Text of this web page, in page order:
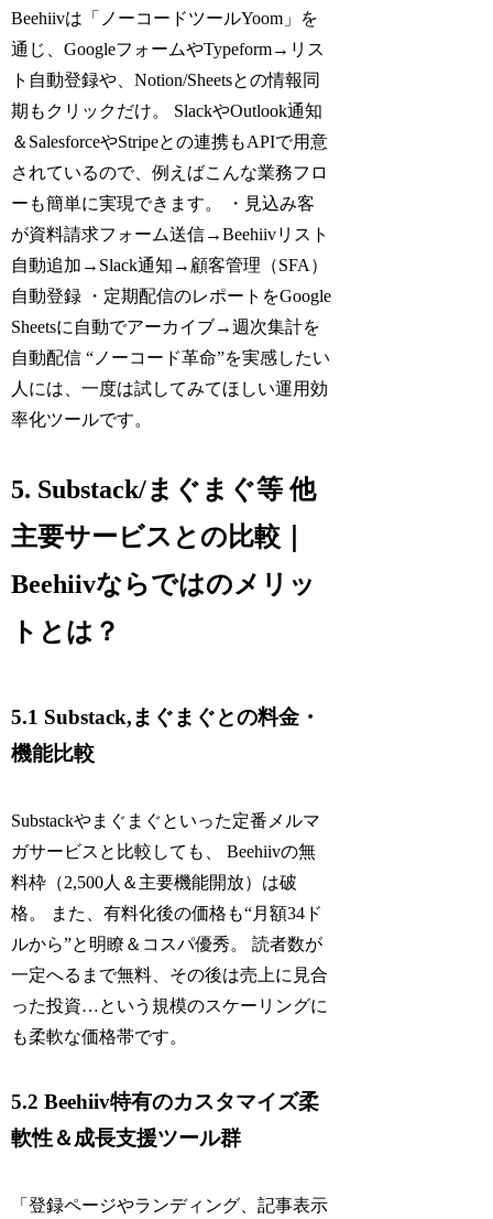
Beehiivは「ノーコードツールYoom」を
通じ、GoogleフォームやTypeform→リス
ト自動登録や、Notion/Sheetsとの情報同
期もクリックだけ。 SlackやOutlook通知
＆SalesforceやStripeとの連携もAPIで用意
されているので、例えばこんな業務フロ
ーも簡単に実現できます。 ・見込み客
が資料請求フォーム送信→Beehiivリスト
自動追加→Slack通知→顧客管理（SFA）
自動登録 ・定期配信のレポートをGoogle
Sheetsに自動でアーカイブ→週次集計を
自動配信 “ノーコード革命”を実感したい
人には、一度は試してみてほしい運用効
率化ツールです。
5. Substack/まぐまぐ等 他
主要サービスとの比較｜
Beehiivならではのメリッ
トとは？
5.1 Substack,まぐまぐとの料金・
機能比較
Substackやまぐまぐといった定番メルマ
ガサービスと比較しても、 Beehiivの無
料枠（2,500人＆主要機能開放）は破
格。 また、有料化後の価格も“月額34ド
ルから”と明瞭＆コスパ優秀。 読者数が
一定へるまで無料、その後は売上に見合
った投資…という規模のスケーリングに
も柔軟な価格帯です。
5.2 Beehiiv特有のカスタマイズ柔
軟性＆成長支援ツール群
「登録ページやランディング、記事表示